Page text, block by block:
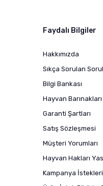
Faydalı Bilgiler
Hakkımızda
Sıkça Sorulan
Bilgi Bankası
Hayvan Barınakları
Garanti Şartları
Satış Sözleşmesi
Müşteri Yorumları
Hayvan Hakları
Kampanya İstekleri